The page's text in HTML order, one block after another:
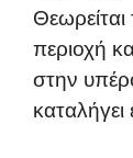
περιοχή
στην
καταλήγει